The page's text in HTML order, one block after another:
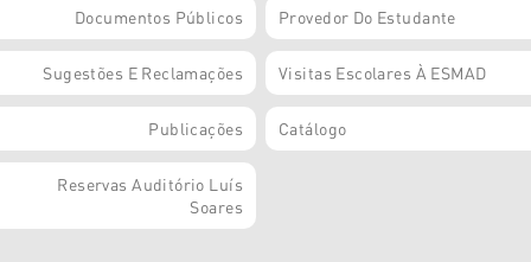
Documentos Públicos Provedor Do Estudante
Sugestões E Reclamações Visitas Escolares À ESMAD
Publicações Catálogo
Reservas Auditório Luís
Soares